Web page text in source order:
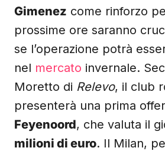
Gimenez come rinforzo
prossime ore saranno
se l’operazione potrà
nel mercato invernale.
Moretto di Relevo, il club
presenterà una prima
Feyenoord, che valuta il
milioni di euro. Il Milan,